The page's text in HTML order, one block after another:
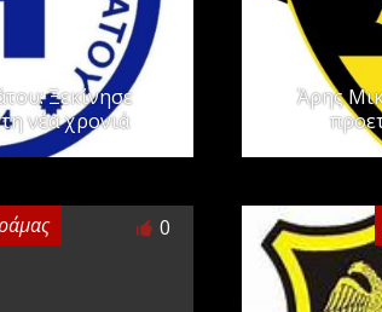
Ξεκίνησε
νέα χρονιά
Άρης
0